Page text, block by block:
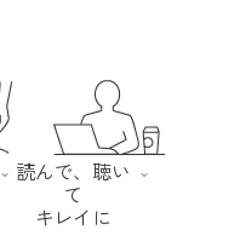
読んで、聴い
て
キレイに